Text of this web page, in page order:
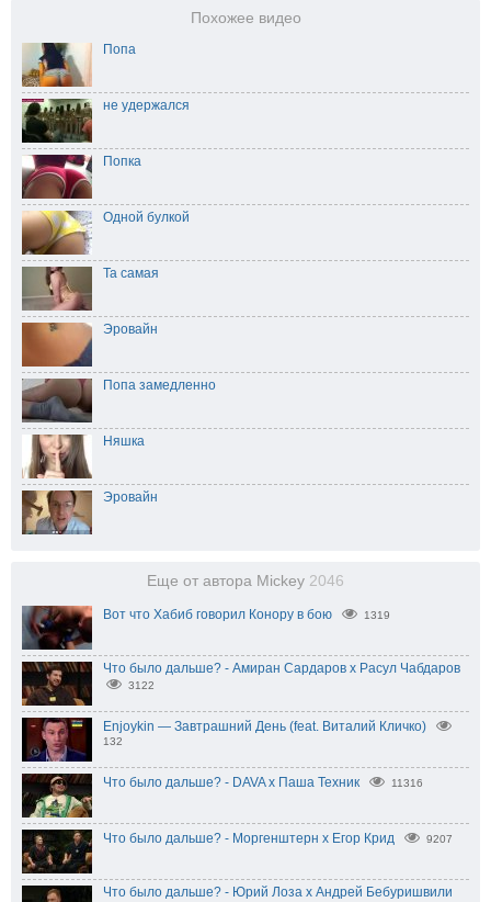
Похожее видео
Попа
не удержался
Попка
Одной булкой
Та самая
Эровайн
Попа замедленно
Няшка
Эровайн
Еще от автора Mickey 2046
Вот что Хабиб говорил Конору в бою 1319
Что было дальше? - Амиран Сардаров х Расул Чабдаров
3122
Enjoykin — Завтрашний День (feat. Виталий Кличко)
132
Что было дальше? - DAVA х Паша Техник 11316
Что было дальше? - Моргенштерн x Егор Крид 9207
Что было дальше? - Юрий Лоза х Андрей Бебуришвили